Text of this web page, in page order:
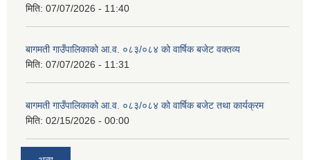
मिति: 07/07/2026 - 11:40
बागमती गाउँपालिकाको आ.व. ०८३/०८४ को वार्षिक बजेट वक्तव्य
मिति: 07/07/2026 - 11:31
बागमती गाउँपालिकाको आ.व. ०८३/०८४ को वार्षिक बजेट तथा कार्यक्रम
मिति: 02/15/2026 - 00:00